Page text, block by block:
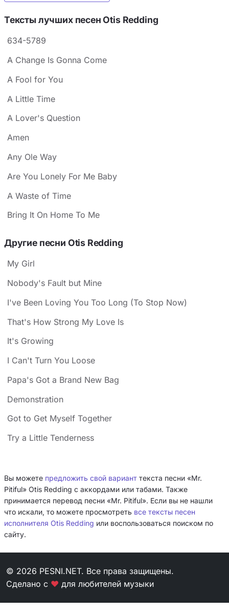
Тексты лучших песен Otis Redding
634-5789
A Change Is Gonna Come
A Fool for You
A Little Time
A Lover's Question
Amen
Any Ole Way
Are You Lonely For Me Baby
A Waste of Time
Bring It On Home To Me
Другие песни Otis Redding
My Girl
Nobody's Fault but Mine
I've Been Loving You Too Long (To Stop Now)
That's How Strong My Love Is
It's Growing
I Can't Turn You Loose
Papa's Got a Brand New Bag
Demonstration
Got to Get Myself Together
Try a Little Tenderness
Вы можете предложить свой вариант текста песни «Mr.
Pitiful» Otis Redding с аккордами или табами. Также
принимается перевод песни «Mr. Pitiful». Если вы не нашли
что искали, то можете просмотреть все тексты песен
исполнителя Otis Redding или воспользоваться поиском по
сайту.
© 2026 PESNI.NET. Все права защищены.
Сделано с ❤ для любителей музыки